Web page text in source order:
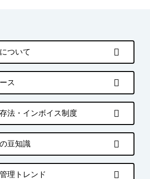
ついて
ス
法・インボイス制度
豆知識
理トレンド